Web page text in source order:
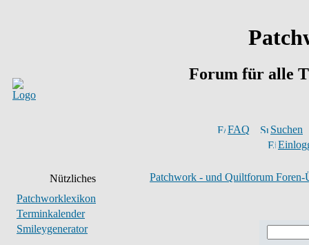
Forum für alle
FAQ
Suchen
Nützliches
Patchworklexikon
Terminkalender
Smileygenerator
Patchwork - und Quiltforum Foren-